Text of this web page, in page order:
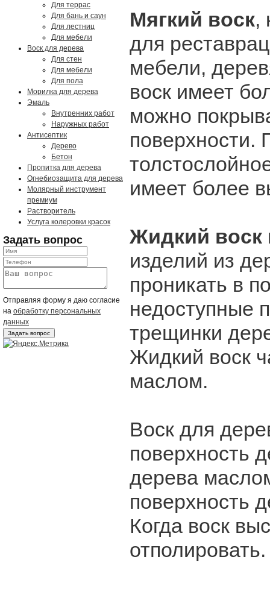
Для террас
Для бань и саун
Для лестниц
Для мебели
Воск для дерева
Для стен
Для мебели
Для пола
Морилка для дерева
Эмаль
Внутренних работ
Наружных работ
Антисептик
Дерево
Бетон
Пропитка для дерева
Огнебиозащита для дерева
Молярный инструмент
премиум
Растворитель
Услуга колеровки красок
Задать вопрос
Отправляя форму я даю согласие
на обработку персональных
данных
Мягкий воск,
для
мебели,
воск имеет
можно
поверхности.
имеет более
Жидкий воск
изделий из
проникать в
недоступные
трещинки
Жидкий воск
маслом.
Воск для
поверхность
дерева
поверхность
Когда воск
отполировать.